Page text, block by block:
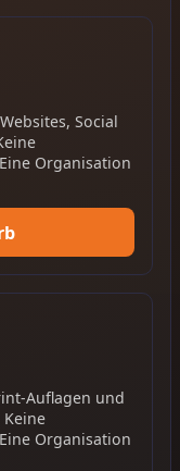
Social
Organisation
Auflagen und
Organisation